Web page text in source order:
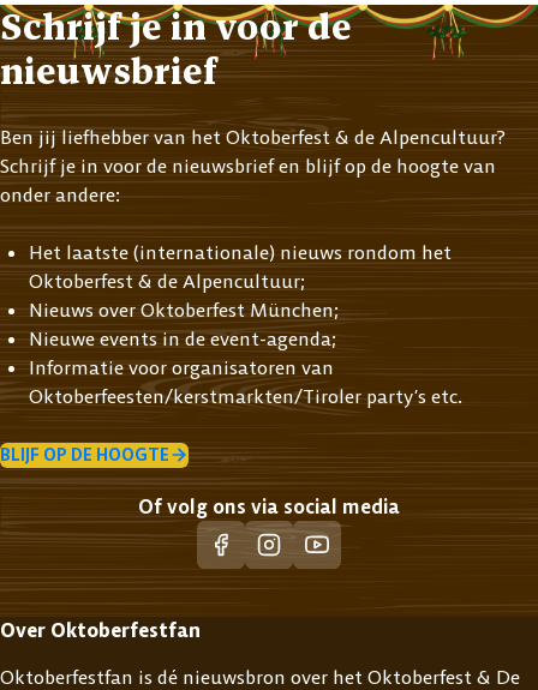
Schrijf je in voor de
nieuwsbrief
Ben jij liefhebber van het Oktoberfest & de Alpencultuur?
Schrijf je in voor de nieuwsbrief en blijf op de hoogte van
onder andere:
Het laatste (internationale) nieuws rondom het
Oktoberfest & de Alpencultuur;
Nieuws over Oktoberfest München;
Nieuwe events in de event-agenda;
Informatie voor organisatoren van
Oktoberfeesten/kerstmarkten/Tiroler party’s etc.
BLIJF OP DE HOOGTE
Of volg ons via social media
Over Oktoberfestfan
Oktoberfestfan is dé nieuwsbron over het Oktoberfest & De